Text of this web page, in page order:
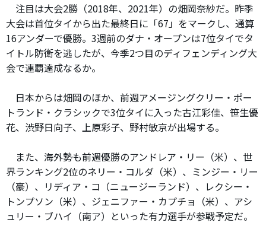
注目は大会2勝（2018年、2021年）の畑岡奈紗だ。昨季
大会は首位タイから出た最終日に「67」をマークし、通算
16アンダーで優勝。3週前のダナ・オープンは7位タイでタ
イトル防衛を逃したが、今季2つ目のディフェンディング大
会で連覇達成なるか。
日本からは畑岡のほか、前週アメージングクリー・ポー
トランド・クラシックで3位タイに入った古江彩佳、笹生優
花、渋野日向子、上原彩子、野村敏京が出場する。
また、海外勢も前週優勝のアンドレア・リー（米）、世
界ランキング2位のネリー・コルダ（米）、ミンジー・リー
（豪）、リディア・コ（ニュージーランド）、レクシー・
トンプソン（米）、ジェニファー・カプチョ（米）、アシ
ュリー・ブハイ（南ア）といった有力選手が参戦予定だ。